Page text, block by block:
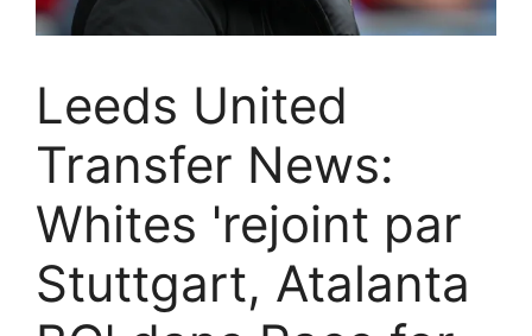
Leeds United
Transfer News:
Whites 'rejoint par
Stuttgart, Atalanta